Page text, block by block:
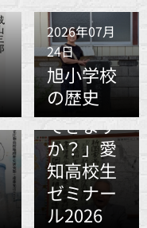
2026年07月
24日
旭小学校
の歴史
「世界が
平和にな
るため
に、あな
たは何が
できます
か？」愛
知高校生
ゼミナー
ル2026